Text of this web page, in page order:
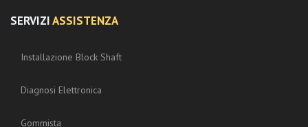
SERVIZIASSISTENZA
Installazione Block Shaft
Diagnosi Elettronica
Gommista